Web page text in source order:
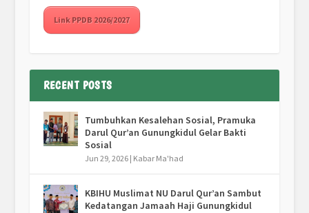
Link PPDB 2026/2027
RECENT POSTS
Tumbuhkan Kesalehan Sosial, Pramuka
Darul Qur’an Gunungkidul Gelar Bakti
Sosial
Jun 29, 2026| Kabar Ma'had
KBIHU Muslimat NU Darul Qur’an Sambut
Kedatangan Jamaah Haji Gunungkidul